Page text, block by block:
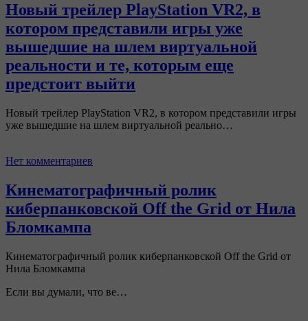
Новый трейлер PlayStation VR2, в
котором представили игры уже
вышедшие на шлем виртуальной
реальности и те, которым еще
предстоит выйти
Новый трейлер PlayStation VR2, в котором представили игры
уже вышедшие на шлем виртуальной реально…
Нет комментариев
Кинематографичный ролик
киберпанковской Off the Grid от Нила
Бломкампа
Кинематографичный ролик киберпанковской Off the Grid от
Нила Бломкампа
Если вы думали, что ве…